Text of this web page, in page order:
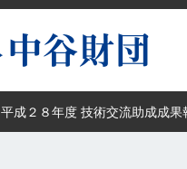
平成２８年度 技術交流助成成